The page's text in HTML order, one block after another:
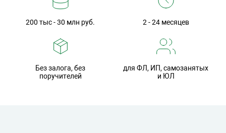
200 тыс - 30 млн руб. 2 - 24 месяцев
Без залога, без
поручителей
для ФЛ, ИП, самозанятых
и ЮЛ